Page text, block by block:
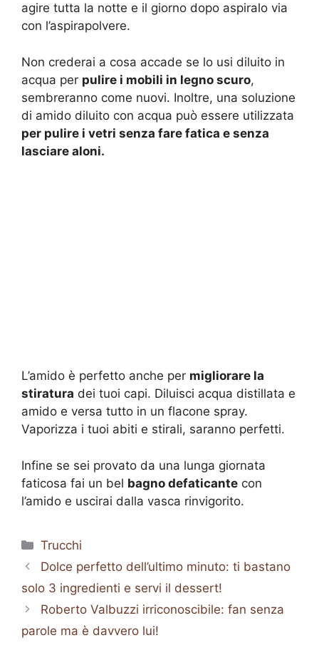
agire tutta la notte e il giorno dopo aspiralo via
con l’aspirapolvere.
Non crederai a cosa accade se lo usi diluito in
acqua per pulire i mobili in legno scuro,
sembreranno come nuovi. Inoltre, una soluzione
di amido diluito con acqua può essere utilizzata
per pulire i vetri senza fare fatica e senza
lasciare aloni.
L’amido è perfetto anche per migliorare la
stiratura dei tuoi capi. Diluisci acqua distillata e
amido e versa tutto in un flacone spray.
Vaporizza i tuoi abiti e stirali, saranno perfetti.
Infine se sei provato da una lunga giornata
faticosa fai un bel bagno defaticante con
l’amido e uscirai dalla vasca rinvigorito.
Categorie
Trucchi
Dolce perfetto dell’ultimo minuto: ti bastano
solo 3 ingredienti e servi il dessert!
Roberto Valbuzzi irriconoscibile: fan senza
parole ma è davvero lui!